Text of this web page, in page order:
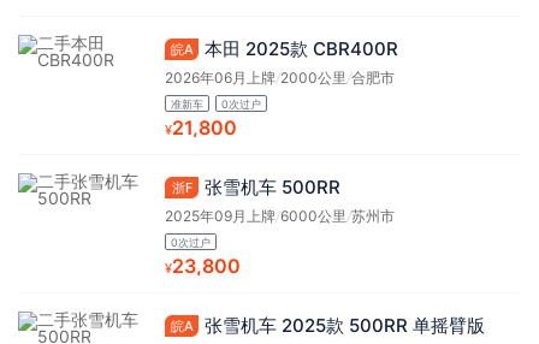
皖A 本田 2025款 CBR400R
2026年06月上牌/2000公里/合肥市
准新车 0次过户
¥21,800
浙F 张雪机车 500RR
2025年09月上牌/6000公里/苏州市
0次过户
¥23,800
皖A 张雪机车 2025款 500RR 单摇臂版